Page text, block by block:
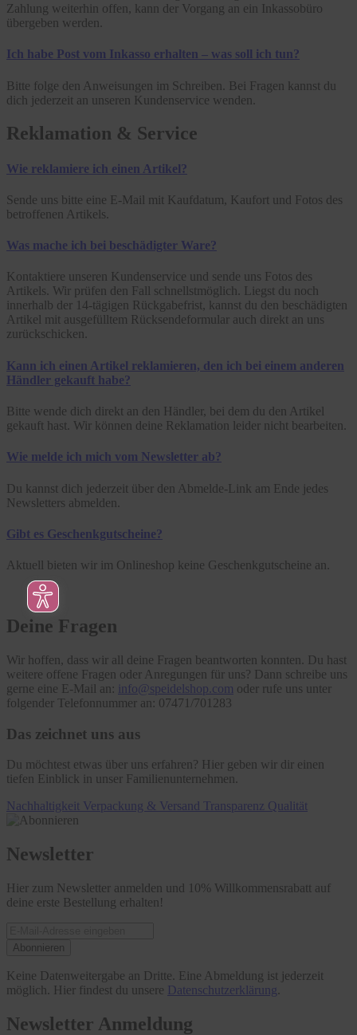
Zahlung weiterhin offen, kann der Vorgang an ein Inkassobüro
übergeben werden.
Ich habe Post vom Inkasso erhalten – was soll ich tun?
Bitte folge den Anweisungen im Schreiben. Bei Fragen kannst du
dich jederzeit an unseren Kundenservice wenden.
Reklamation & Service
Wie reklamiere ich einen Artikel?
Sende uns bitte eine E-Mail mit Kaufdatum, Kaufort und Fotos des
betroffenen Artikels.
Was mache ich bei beschädigter Ware?
Kontaktiere unseren Kundenservice und sende uns Fotos des
Artikels. Wir prüfen den Fall schnellstmöglich. Liegst du noch
innerhalb der 14-tägigen Rückgabefrist, kannst du den beschädigten
Artikel mit ausgefülltem Rücksendeformular auch direkt an uns
zurückschicken.
Kann ich einen Artikel reklamieren, den ich bei einem anderen
Händler gekauft habe?
Bitte wende dich direkt an den Händler, bei dem du den Artikel
gekauft hast. Wir können deine Reklamation leider nicht bearbeiten.
Wie melde ich mich vom Newsletter ab?
Du kannst dich jederzeit über den Abmelde-Link am Ende jedes
Newsletters abmelden.
Gibt es Geschenkgutscheine?
Aktuell bieten wir im Onlineshop keine Geschenkgutscheine an.
Deine Fragen
Wir hoffen, dass wir all deine Fragen beantworten konnten. Du hast
weitere offene Fragen oder Anregungen für uns? Dann schreibe uns
gerne eine E-Mail an: info@speidelshop.com oder rufe uns unter
folgender Telefonnummer an: 07471/701283
Das zeichnet uns aus
Du möchtest etwas über uns erfahren? Hier geben wir dir einen
tiefen Einblick in unser Familienunternehmen.
Nachhaltigkeit Verpackung & Versand Transparenz Qualität
Newsletter
Hier zum Newsletter anmelden und 10% Willkommensrabatt auf
deine erste Bestellung erhalten!
Abonnieren
Keine Datenweitergabe an Dritte. Eine Abmeldung ist jederzeit
möglich. Hier findest du unsere Datenschutzerklärung
Newsletter Anmeldung